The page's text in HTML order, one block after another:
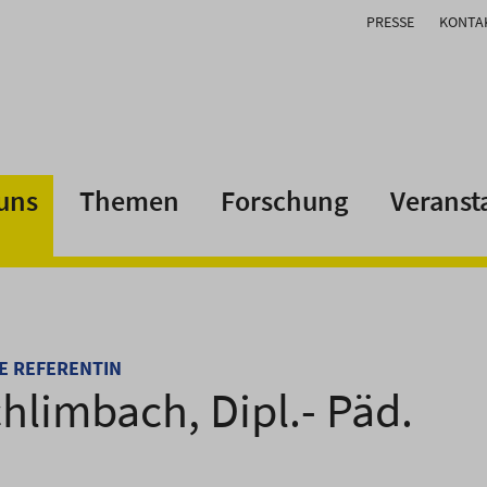
PRESSE
Themen Forschung
REFERENTIN
Dipl.- Päd.